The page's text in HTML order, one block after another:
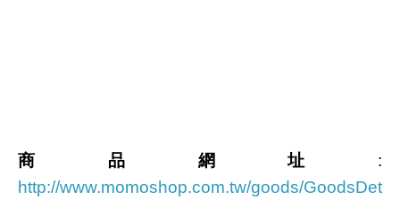
商品網址 :
http://www.momoshop.com.tw/goods/GoodsDet